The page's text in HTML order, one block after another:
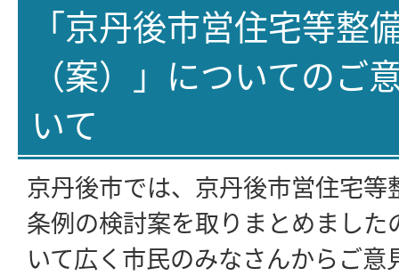
「京丹後市営住宅等整
（案）」についてのご
いて
京丹後市では、京丹後市営住宅等
条例の検討案を取りまとめました
いて広く市民のみなさんからご意